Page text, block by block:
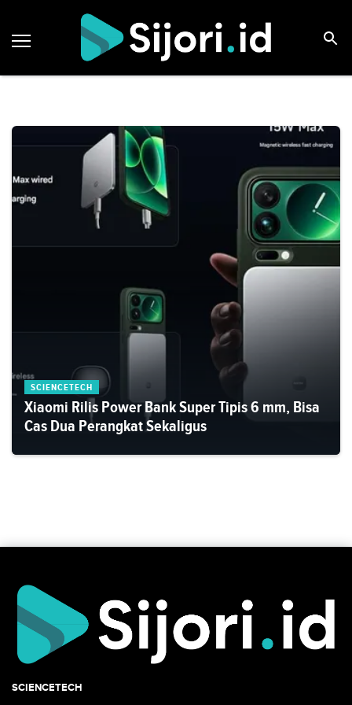
SCIENCETECH
Xiaomi Rilis Power Bank Super Tipis 6 mm, Bisa
Cas Dua Perangkat Sekaligus
SCIENCETECH